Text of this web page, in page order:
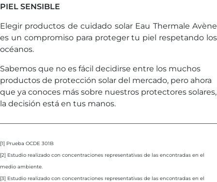
PIEL SENSIBLE
Elegir productos de cuidado solar Eau Thermale Avène
es un compromiso para proteger tu piel respetando los
océanos.
Sabemos que no es fácil decidirse entre los muchos
productos de protección solar del mercado, pero ahora
que ya conoces más sobre nuestros protectores solares,
la decisión está en tus manos.
[1] Prueba OCDE 301B
[2] Estudio realizado con concentraciones representativas de las encontradas en el
medio ambiente.
[3] Estudio realizado con concentraciones representativas de las encontradas en el